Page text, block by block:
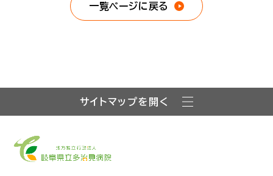
一覧ページに戻る
サイトマップを開く